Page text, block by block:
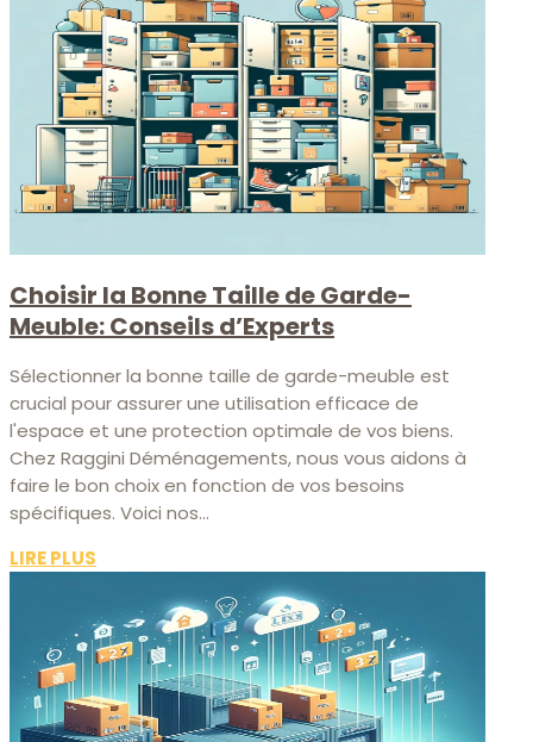
Choisir la Bonne Taille de Garde-
Meuble: Conseils d’Experts
Sélectionner la bonne taille de garde-meuble est
crucial pour assurer une utilisation efficace de
l'espace et une protection optimale de vos biens.
Chez Raggini Déménagements, nous vous aidons à
faire le bon choix en fonction de vos besoins
spécifiques. Voici nos...
LIRE PLUS